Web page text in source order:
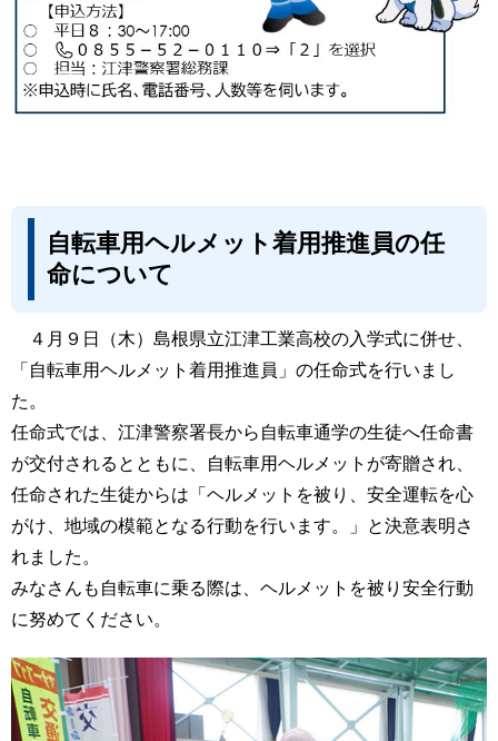
自転車用ヘルメット着用推進員の任
命について
４月９日（木）島根県立江津工業高校の入学式に併せ、
「自転車用ヘルメット着用推進員」の任命式を行いまし
た。
任命式では、江津警察署長から自転車通学の生徒へ任命書
が交付されるとともに、自転車用ヘルメットが寄贈され、
任命された生徒からは「ヘルメットを被り、安全運転を心
がけ、地域の模範となる行動を行います。」と決意表明さ
れました。
みなさんも自転車に乗る際は、ヘルメットを被り安全行動
に努めてください。